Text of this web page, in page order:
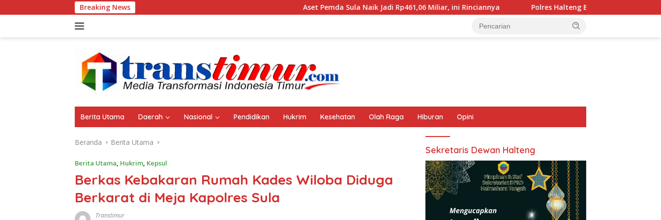
ke
Breaking News Aset Pemda Sula Naik Jadi Rp461,06 Miliar, ini Rinciannya Polres Halteng Bersama Forkopimda Gelar Apel Siaga
Berita Utama Daerah Nasional Pendidikan Hukrim Kesehatan Olah Raga Hiburan Opini
Beranda Berita Utama
Berita Utama, Hukrim, Kepsul
Berkas Kebakaran Rumah Kades Wiloba Diduga
Berkarat di Meja Kapolres Sula
Transtimur
Sekretaris Dewan Halteng